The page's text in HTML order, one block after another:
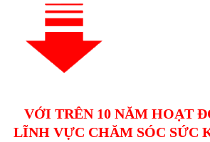
VỚI TRÊN 10 NĂM HOẠT
LĨNH VỰC CHĂM SÓC SỨC